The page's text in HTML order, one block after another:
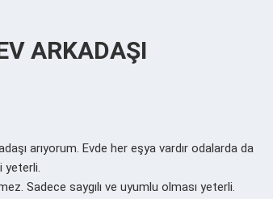
ARKADAŞI
arıyorum. Evde her eşya vardır odalarda da
yeterli.
Sadece saygılı ve uyumlu olması yeterli.